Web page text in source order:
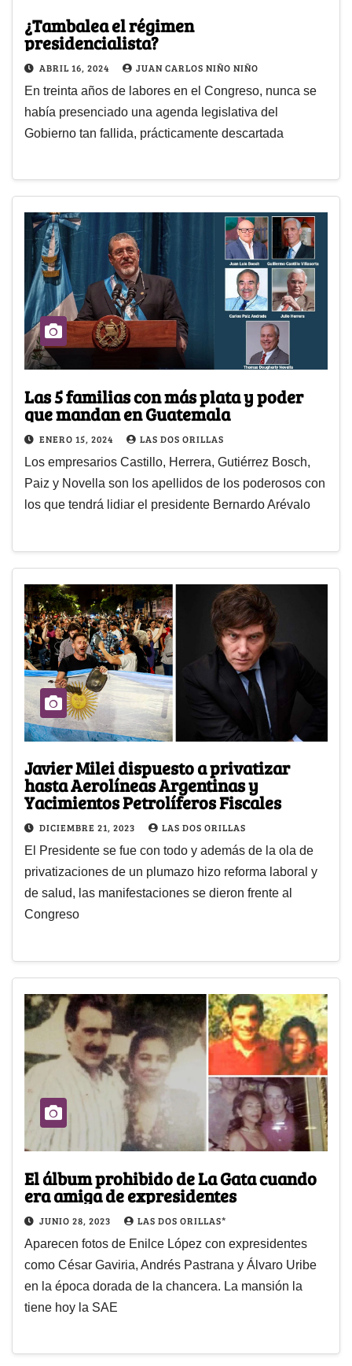
¿Tambalea el régimen
presidencialista?
ABRIL 16, 2024 JUAN CARLOS NIÑO NIÑO
En treinta años de labores en el Congreso, nunca se
había presenciado una agenda legislativa del
Gobierno tan fallida, prácticamente descartada
Las 5 familias con más plata y poder
que mandan en Guatemala
ENERO 15, 2024 LAS DOS ORILLAS
Los empresarios Castillo, Herrera, Gutiérrez Bosch,
Paiz y Novella son los apellidos de los poderosos con
los que tendrá lidiar el presidente Bernardo Arévalo
Javier Milei dispuesto a privatizar
hasta Aerolíneas Argentinas y
Yacimientos Petrolíferos Fiscales
DICIEMBRE 21, 2023 LAS DOS ORILLAS
El Presidente se fue con todo y además de la ola de
privatizaciones de un plumazo hizo reforma laboral y
de salud, las manifestaciones se dieron frente al
Congreso
El álbum prohibido de La Gata cuando
era amiga de expresidentes
JUNIO 28, 2023 LAS DOS ORILLAS*
Aparecen fotos de Enilce López con expresidentes
como César Gaviria, Andrés Pastrana y Álvaro Uribe
en la época dorada de la chancera. La mansión la
tiene hoy la SAE